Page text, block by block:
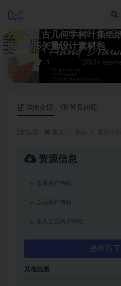
284款复古几何学树叶撕纸
图案EPS矢量设计素材包
15
详情介绍 常见问题
资源信息
普通用户特权：
会员用户特权：
永久会员用户特权：
登录后
其他信息